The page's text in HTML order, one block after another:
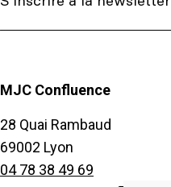
MJC Confluence
28 Quai Rambaud
69002 Lyon
04 78 38 49 69